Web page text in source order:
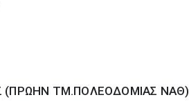
(ΠΡΩΗΝ ΤΜ.ΠΟΛΕΟΔΟΜΙΑΣ ΝΑΘ)